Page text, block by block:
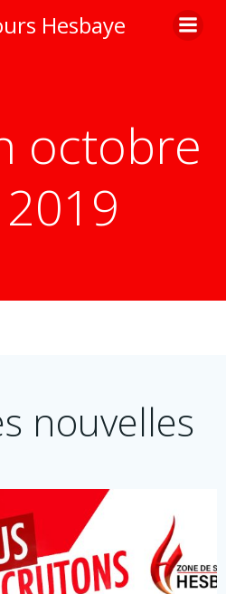
au Hesbaye
octobre
nouvelles